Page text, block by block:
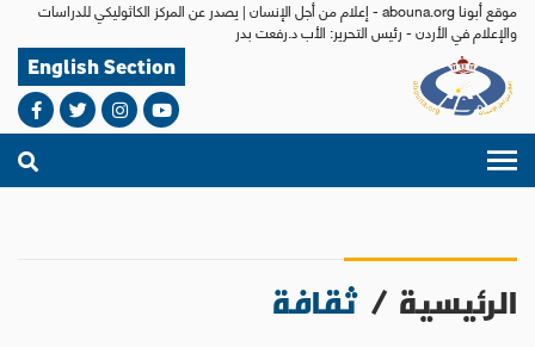
موقع أبونا abouna.org - إعلام من أجل الإنسان | يصدر عن المركز الكاثوليكي للدراسات
والإعلام في الأردن - رئيس التحرير: الأب د.رفعت بدر
English Section
الرئيسية / ثقافة